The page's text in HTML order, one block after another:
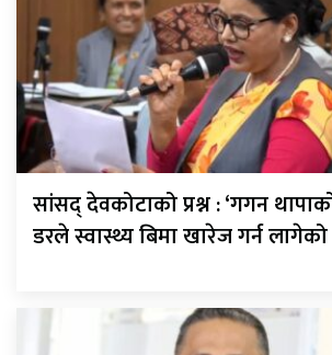
सांसद् देवकोटाको प्रश्न : ‘गगन
डरले स्वास्थ्य बिमा खारेज गर्न लागेको